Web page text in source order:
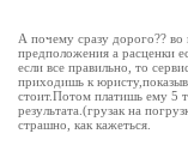
А почему сразу дорого?? во
предположения а расценки
если все правильно, то
приходишь к
стоит.Потом платишь ему 5
результата.(грузак на
страшно, как кажеться.